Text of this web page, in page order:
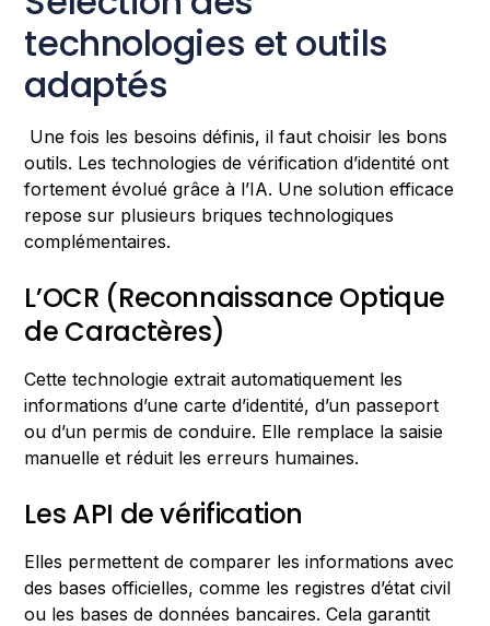
technologies et outils
adaptés
Une fois les besoins définis, il faut choisir les bons
outils. Les technologies de vérification d’identité ont
fortement évolué grâce à l’IA. Une solution efficace
repose sur plusieurs briques technologiques
complémentaires.
L’OCR (Reconnaissance Optique
de Caractères)
Cette technologie extrait automatiquement les
informations d’une carte d’identité, d’un passeport
ou d’un permis de conduire. Elle remplace la saisie
manuelle et réduit les erreurs humaines.
Les API de vérification
Elles permettent de comparer les informations avec
des bases officielles, comme les registres d’état civil
ou les bases de données bancaires. Cela garantit